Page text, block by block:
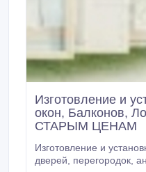
Изготовление и
окон, Балконов,
СТАРЫМ ЦЕНАМ
Изготовление и
дверей, перегородок, антимоскитных сеток.